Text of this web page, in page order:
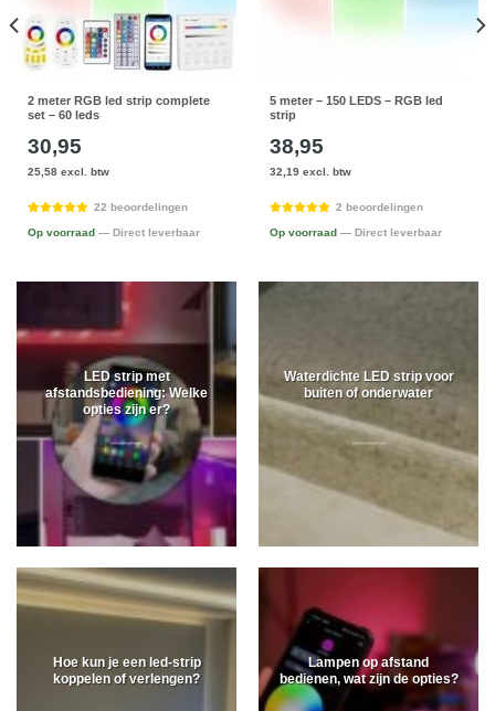
2 meter RGB led strip complete
set – 60 leds
30,95
25,58 excl. btw
22 beoordelingen
Op voorraad — Direct leverbaar
5 meter – 150 LEDS – RGB led
strip
38,95
32,19 excl. btw
2 beoordelingen
Op voorraad — Direct leverbaar
LED strip met
afstandsbediening: Welke
opties zijn er?
Waterdichte LED strip voor
buiten of onderwater
Hoe kun je een led-strip
koppelen of verlengen?
Lampen op afstand
bedienen, wat zijn de opties?